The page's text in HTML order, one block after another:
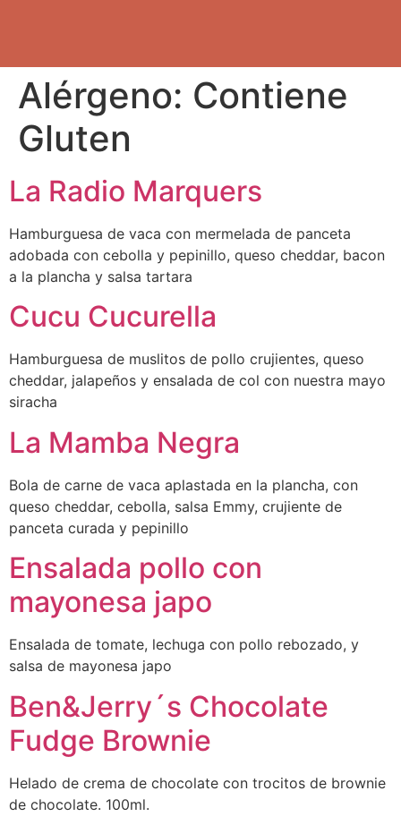
Alérgeno: Contiene
Gluten
La Radio Marquers
Hamburguesa de vaca con mermelada de panceta
adobada con cebolla y pepinillo, queso cheddar, bacon
a la plancha y salsa tartara
Cucu Cucurella
Hamburguesa de muslitos de pollo crujientes, queso
cheddar, jalapeños y ensalada de col con nuestra mayo
siracha
La Mamba Negra
Bola de carne de vaca aplastada en la plancha, con
queso cheddar, cebolla, salsa Emmy, crujiente de
panceta curada y pepinillo
Ensalada pollo con
mayonesa japo
Ensalada de tomate, lechuga con pollo rebozado, y
salsa de mayonesa japo
Ben&Jerry´s Chocolate
Fudge Brownie
Helado de crema de chocolate con trocitos de brownie
de chocolate. 100ml.